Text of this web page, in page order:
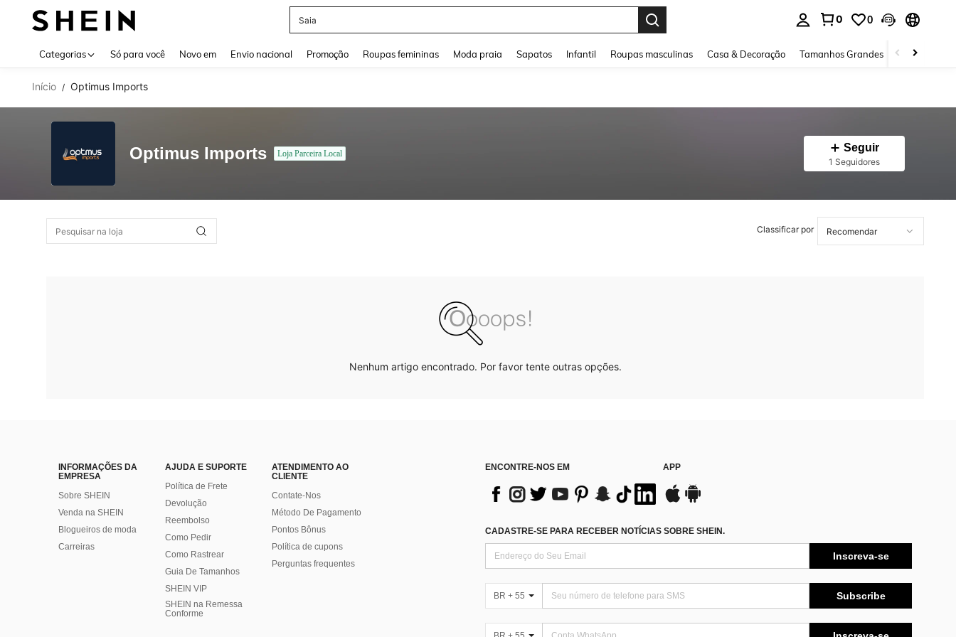
Saia
0 0
Categorias Só para você Novo em Envio nacional Promoção Roupas femininas Moda praia Sapatos Infantil Roupas masculinas Casa & Decoração Tamanhos Grandes Joias e
Início / Optimus Imports
Optimus Imports Loja Parceira Local Seguir
1 Seguidores
Classificar por
Nenhum artigo encontrado. Por favor tente outras opções.
INFORMAÇÕES DA
EMPRESA
Sobre SHEIN
Venda na SHEIN
Blogueiros de moda
Carreiras
AJUDA E SUPORTE
Política de Frete
Devolução
Reembolso
Como Pedir
Como Rastrear
Guia De Tamanhos
SHEIN VIP
SHEIN na Remessa
Conforme
ATENDIMENTO AO
CLIENTE
Contate-Nos
Método De Pagamento
Pontos Bônus
Política de cupons
Perguntas frequentes
ENCONTRE-NOS EM APP
CADASTRE-SE PARA RECEBER NOTÍCIAS SOBRE SHEIN.
Inscreva-se
BR + 55 Subscribe